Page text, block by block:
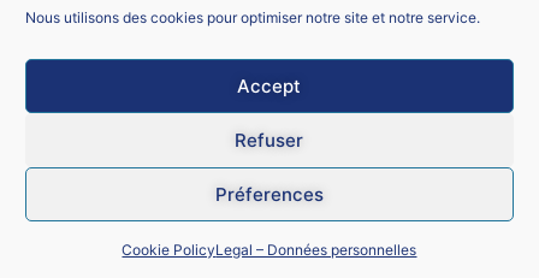
Nous utilisons des cookies pour optimiser notre site et notre service.
Accept
Refuser
Préferences
Cookie PolicyLegal – Données personnelles
CGU